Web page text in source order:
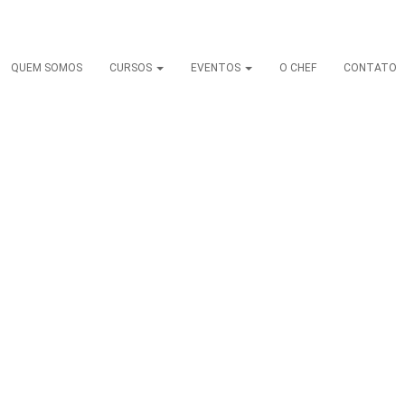
QUEM SOMOS CURSOS EVENTOS O CHEF CONTATO